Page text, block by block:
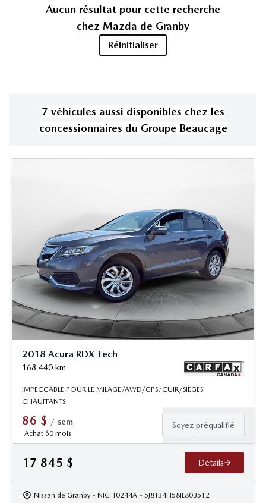
Aucun résultat pour cette recherche
chez Mazda de Granby
Réinitialiser
7 véhicules aussi disponibles chez les
concessionnaires du Groupe Beaucage
2018 Acura RDX Tech
168 440 km
IMPECCABLE POUR LE MILAGE/AWD/GPS/CUIR/SIÈGES
CHAUFFANTS
86 $ / sem
Achat 60 mois
Soyez préqualifié
17 845 $ Détails
Nissan de Granby - NIG-T0244A - 5J8TB4H58JL803512